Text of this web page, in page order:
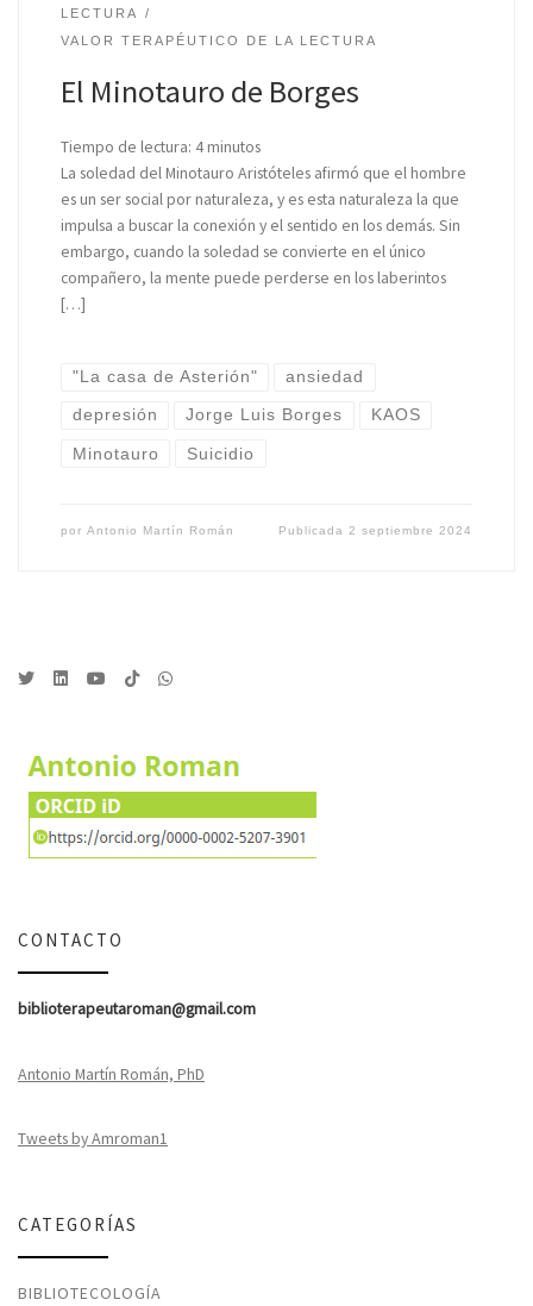
LECTURA
VALOR TERAPÉUTICO DE LA LECTURA
El Minotauro de Borges
Tiempo de lectura: 4minutos
La soledad del Minotauro Aristóteles afirmó que el hombre
es un ser social por naturaleza, y es esta naturaleza la que
impulsa a buscar la conexión y el sentido en los demás. Sin
embargo, cuando la soledad se convierte en el único
compañero, la mente puede perderse en los laberintos
[…]
"La casa de Asterión" ansiedad
depresión Jorge Luis Borges KAOS
Minotauro Suicidio
por Antonio Martín Román Publicada2 septiembre 2024
CONTACTO
biblioterapeutaroman@gmail.com
Antonio Martín Román, PhD
Tweets by Amroman1
CATEGORÍAS
BIBLIOTECOLOGÍA